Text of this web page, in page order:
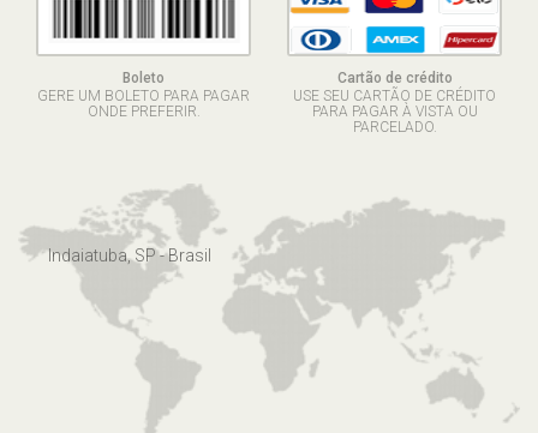
Boleto
GERE UM BOLETO PARA PAGAR
ONDE PREFERIR.
Cartão de crédito
USE SEU CARTÃO DE CRÉDITO
PARA PAGAR À VISTA OU
PARCELADO.
Indaiatuba, SP - Brasil